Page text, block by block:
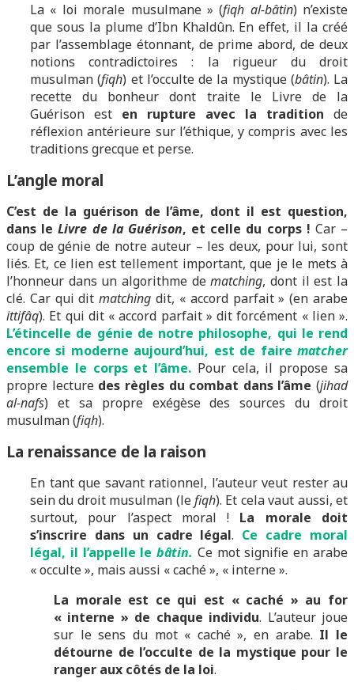
La « loi morale musulmane » (fiqh al-bâtin) n’existe
que sous la plume d’Ibn Khaldûn. En effet, il la créé
par l’assemblage étonnant, de prime abord, de deux
notions contradictoires : la rigueur du droit
musulman (fiqh) et l’occulte de la mystique (bâtin). La
recette du bonheur dont traite le Livre de la
Guérison est en rupture avec la tradition de
réflexion antérieure sur l’éthique, y compris avec les
traditions grecque et perse.
L’angle moral
C’est de la guérison de l’âme, dont il est question,
dans leLivre de la Guérison, et celle du corps ! Car –
coup de génie de notre auteur – les deux, pour lui, sont
liés. Et, ce lien est tellement important, que je le mets à
l’honneur dans un algorithme dematching, dont il est la
clé. Car qui ditmatching dit, « accord parfait » (en arabe
ittifâq). Et qui dit « accord parfait » dit forcément « lien ».
L’étincelle de génie de notre philosophe, qui le rend
encore si moderne aujourd’hui, est de faire matcher
ensemble le corps et l’âme. Pour cela, il propose sa
propre lecturedes règles du combat dans l’âme (jihad
al-nafs) et sa propre exégèse des sources du droit
musulman (fiqh).
La renaissance de la raison
En tant que savant rationnel, l’auteur veut rester au
sein du droit musulman (lefiqh). Et cela vaut aussi, et
surtout, pour l’aspect moral ! La morale doit
s’inscrire dans un cadre légal. Ce cadre moral
légal, il l’appelle lebâtin. Ce mot signifie en arabe
« occulte », mais aussi « caché », « interne ».
La morale est ce qui est « caché » au for
« interne » de chaque individu. L’auteur joue
sur le sens du mot « caché », en arabe. Il le
détourne de l’occulte de la mystique pour le
ranger aux côtés de la loi.